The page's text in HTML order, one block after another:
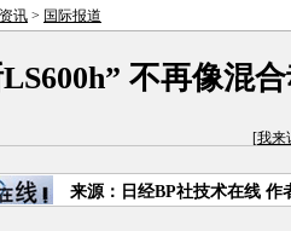
讯 > 国际报道
不再像混
[我来
来源：日经BP社技术在线 作